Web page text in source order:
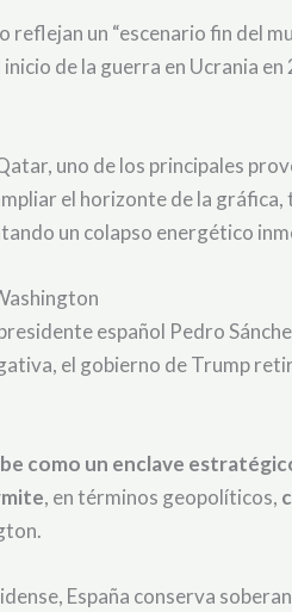
un “escenario fin del
de la guerra en Ucrania
uno de los principales
el horizonte de la
un colapso energético
español Pedro
el gobierno de Trump
como un enclave
, en términos geopolíticos,
España conserva